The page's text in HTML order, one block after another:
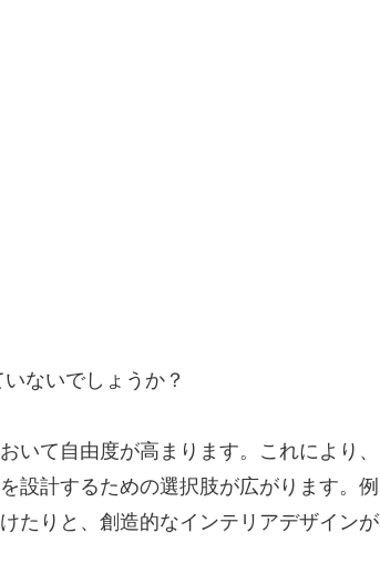
ないでしょうか？
いて自由度が高まります。これにより、
設計するための選択肢が広がります。例
たりと、創造的なインテリアデザインが